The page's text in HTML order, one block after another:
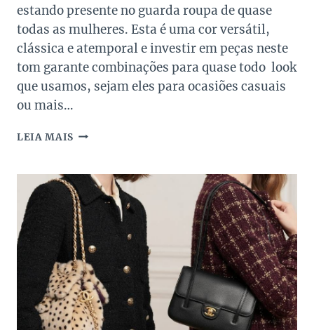
estando presente no guarda roupa de quase
todas as mulheres. Esta é uma cor versátil,
clássica e atemporal e investir em peças neste
tom garante combinações para quase todo look
que usamos, sejam eles para ocasiões casuais
ou mais…
LEIA MAIS BOLSAS
MARCAS
DE
LUXO
NA
SUPER
SALE
DOS
PAIS